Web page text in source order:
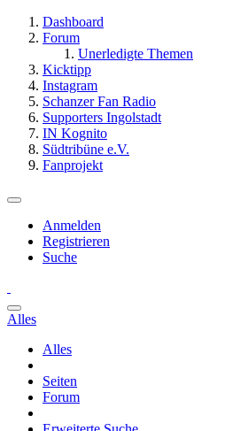
Dashboard
Forum
Unerledigte Themen
Kicktipp
Instagram
Schanzer Fan Radio
Supporters Ingolstadt
IN Kognito
Südtribüne e.V.
Fanprojekt
Anmelden
Registrieren
Suche
Alles
Alles
Seiten
Forum